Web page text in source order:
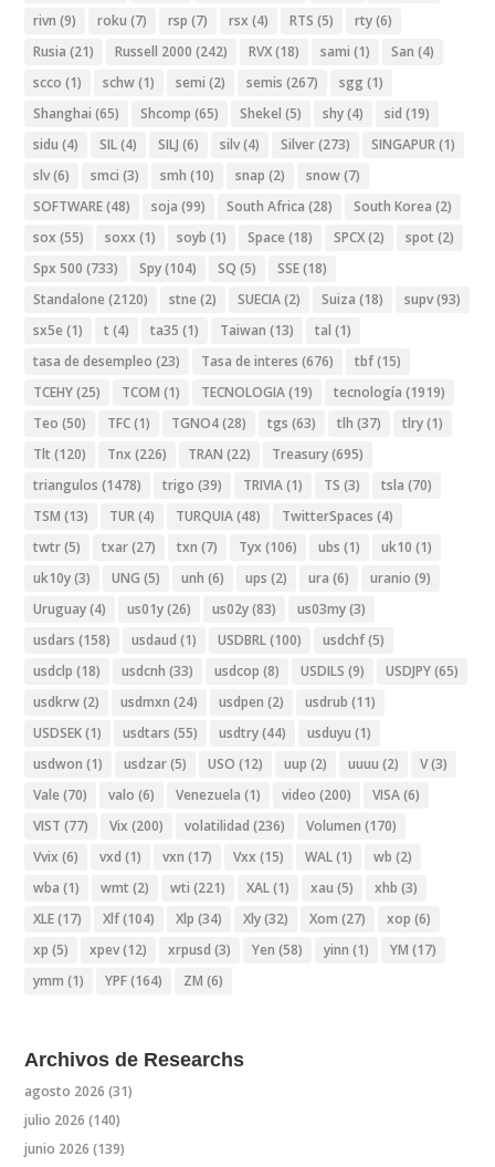
rivn (9) roku (7) rsp (7) rsx (4) RTS (5) rty(6)
Rusia (21) Russell 2000 (242) RVX(18) sami (1) San (4)
scco (1) schw(1) semi (2) semis (267) sgg (1)
Shanghai (65) Shcomp (65) Shekel (5) shy(4) sid (19)
sidu (4) SIL(4) SILJ (6) silv(4) Silver(273) SINGAPUR(1)
slv(6) smci (3) smh (10) snap (2) snow(7)
SOFTWARE(48) soja (99) South Africa (28) South Korea (2)
sox (55) soxx (1) soyb (1) Space (18) SPCX(2) spot (2)
Spx 500 (733) Spy(104) SQ (5) SSE(18)
Standalone (2120) stne (2) SUECIA(2) Suiza (18) supv(93)
sx5e (1) t (4) ta35 (1) Taiwan (13) tal (1)
tasa de desempleo (23) Tasa de interes (676) tbf(15)
TCEHY(25) TCOM (1) TECNOLOGIA(19) tecnología (1919)
Teo (50) TFC(1) TGNO4(28) tgs (63) tlh (37) tlry(1)
Tlt (120) Tnx (226) TRAN (22) Treasury(695)
triangulos (1478) trigo (39) TRIVIA(1) TS (3) tsla (70)
TSM (13) TUR(4) TURQUIA(48) TwitterSpaces (4)
twtr(5) txar(27) txn (7) Tyx (106) ubs (1) uk10 (1)
uk10y(3) UNG (5) unh (6) ups (2) ura (6) uranio (9)
Uruguay(4) us01y(26) us02y(83) us03my(3)
usdars (158) usdaud (1) USDBRL(100) usdchf(5)
usdclp (18) usdcnh (33) usdcop (8) USDILS (9) USDJPY(65)
usdkrw(2) usdmxn (24) usdpen (2) usdrub (11)
USDSEK(1) usdtars (55) usdtry(44) usduyu (1)
usdwon (1) usdzar(5) USO (12) uup (2) uuuu (2) V(3)
Vale (70) valo (6) Venezuela (1) video (200) VISA(6)
VIST (77) Vix (200) volatilidad (236) Volumen (170)
Vvix (6) vxd (1) vxn (17) Vxx (15) WAL(1) wb (2)
wba (1) wmt (2) wti (221) XAL(1) xau (5) xhb (3)
XLE(17) Xlf(104) Xlp (34) Xly(32) Xom (27) xop (6)
xp (5) xpev(12) xrpusd (3) Yen (58) yinn (1) YM (17)
ymm (1) YPF(164) ZM (6)
Archivos de Researchs
agosto 2026 (31)
julio 2026 (140)
junio 2026 (139)